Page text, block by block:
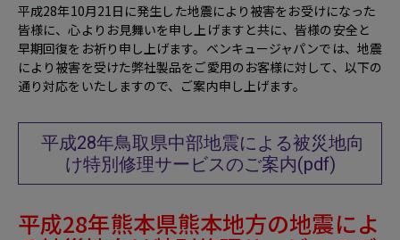
平成28年10月21日に発生した地震により被害をお受けになった
皆様に、心よりお見舞いを申し上げますと共に、皆様の安全と
早期回復をお祈り申し上げます。ベンキュージャパンでは、地震
により被害を受けた弊社製品をご愛用のお客様に対して、以下の
通り対応をいたしますので、ご案内申し上げます。
平成28年鳥取県中部地震による被災地向
け特別修理サービスのご案内(pdf)
平成28年熊本県熊本地方の地震によ